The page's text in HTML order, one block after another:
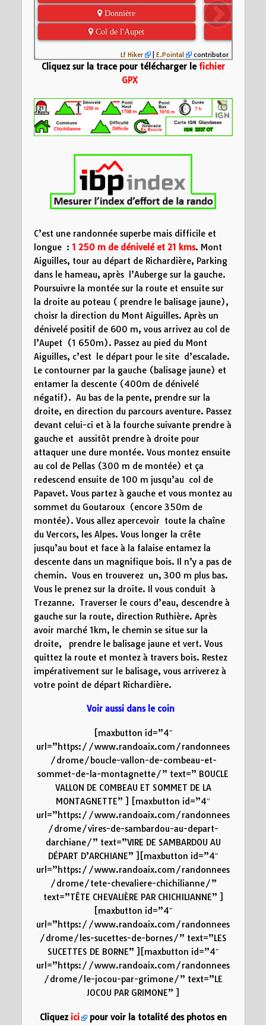
 Donnière
 Col de l'Aupet
1500
15
Distance (km)
Nom:Tour du
Distance:
Altitude minimum:
Altitude maximum:
Lf Hiker | E.Pointal contributor
Cliquez sur la trace pour télécharger le fichier
GPX
C’est une randonnée superbe mais difficile et
longue : 1 250 m de dénivelé et 21 kms. Mont
Aiguilles, tour au départ de Richardière, Parking
dans le hameau, après l’Auberge sur la gauche.
Poursuivre la montée sur la route et ensuite sur
la droite au poteau ( prendre le balisage jaune),
choisr la direction du Mont Aiguilles. Après un
dénivelé positif de 600 m, vous arrivez au col de
l’Aupet (1 650m). Passez au pied du Mont
Aiguilles, c’est le départ pour le site d’escalade.
Le contourner par la gauche (balisage jaune) et
entamer la descente (400m de dénivelé
négatif). Au bas de la pente, prendre sur la
droite, en direction du parcours aventure. Passez
devant celui-ci et à la fourche suivante prendre à
gauche et aussitôt prendre à droite pour
attaquer une dure montée. Vous montez ensuite
au col de Pellas (300 m de montée) et ça
redescend ensuite de 100 m jusqu’au col de
Papavet. Vous partez à gauche et vous montez au
sommet du Goutaroux (encore 350m de
montée). Vous allez apercevoir toute la chaîne
du Vercors, les Alpes. Vous longer la crête
jusqu’au bout et face à la falaise entamez la
descente dans un magnifique bois. Il n’y a pas de
chemin. Vous en trouverez un, 300 m plus bas.
Vous le prenez sur la droite. Il vous conduit à
Trezanne. Traverser le cours d’eau, descendre à
gauche sur la route, direction Ruthière. Après
avoir marché 1km, le chemin se situe sur la
droite, prendre le balisage jaune et vert. Vous
quittez la route et montez à travers bois. Restez
impérativement sur le balisage, vous arriverez à
votre point de départ Richardière.
Voir aussi dans le coin
[maxbutton id=”4″
url=”https://www.randoaix.com/randonnees
/drome/boucle-vallon-de-combeau-et-
sommet-de-la-montagnette/” text=” BOUCLE
VALLON DE COMBEAU ET SOMMET DE LA
MONTAGNETTE” ] [maxbutton id=”4″
url=”https://www.randoaix.com/randonnees
/drome/vires-de-sambardou-au-depart-
darchiane/” text=”VIRE DE SAMBARDOU AU
DÉPART D’ARCHIANE” ][maxbutton id=”4″
url=”https://www.randoaix.com/randonnees
/drome/tete-chevaliere-chichilianne/”
text=”TÊTE CHEVALIÈRE PAR CHICHILIANNE” ]
[maxbutton id=”4″
url=”https://www.randoaix.com/randonnees
/drome/les-sucettes-de-bornes/” text=”LES
SUCETTES DE BORNE” ][maxbutton id=”4″
url=”https://www.randoaix.com/randonnees
/drome/le-jocou-par-grimone/” text=”LE
JOCOU PAR GRIMONE” ]
Cliquezici pour voir la totalité des photos en